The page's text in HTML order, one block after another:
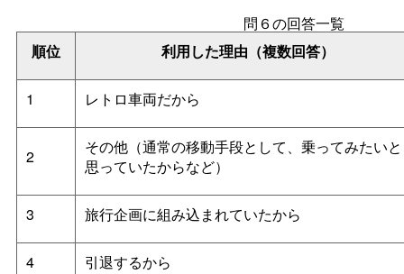
順位 利用した理由（複数回答）
問６の回答一覧
1 レトロ車両だから
2
その他（通常の移動手段として、乗ってみたいと
思っていたからなど）
3 旅行企画に組み込まれていたから
4 引退するから